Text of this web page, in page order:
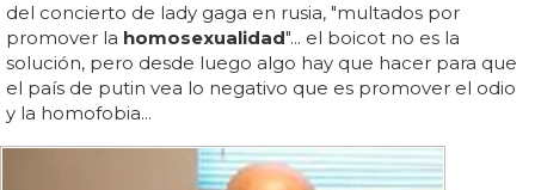
del concierto de lady gaga en rusia, "multados por
promover la homosexualidad"... el boicot no es la
solución, pero desde luego algo hay que hacer para que
el país de putin vea lo negativo que es promover el odio
y la homofobia...